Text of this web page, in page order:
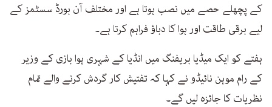
کے پچھلے حصے میں نصب ہوتا ہے اور مختلف آن بورڈ سسٹمز کے
لیے برقی طاقت اور ہوا کا دباؤ فراہم کرتا ہے۔
ہفتے کو ایک میڈیا بریفنگ میں انڈیا کے شہری ہوا بازی کے وزیر
کے رام موہن نائیڈو نے کہا کہ تفتیش کار گردش کرنے والے تمام
نظریات کا جائزہ لیں گے۔